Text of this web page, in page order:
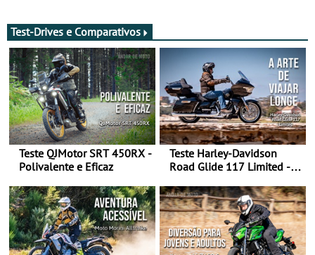
Test-Drives e Comparativos
Teste QJMotor SRT 450RX -
Polivalente e Eficaz
Teste Harley-Davidson
Road Glide 117 Limited - A